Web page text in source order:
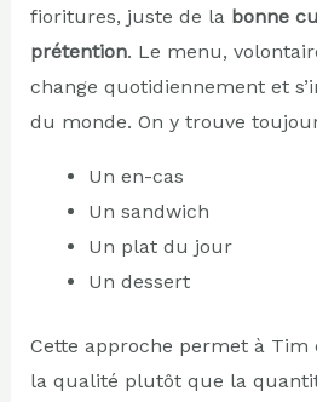
fioritures, juste de la bonne
prétention. Le menu,
change quotidiennement et
du monde. On y trouve
Un en-cas
Un sandwich
Un plat du jour
Un dessert
Cette approche permet à
la qualité plutôt que la